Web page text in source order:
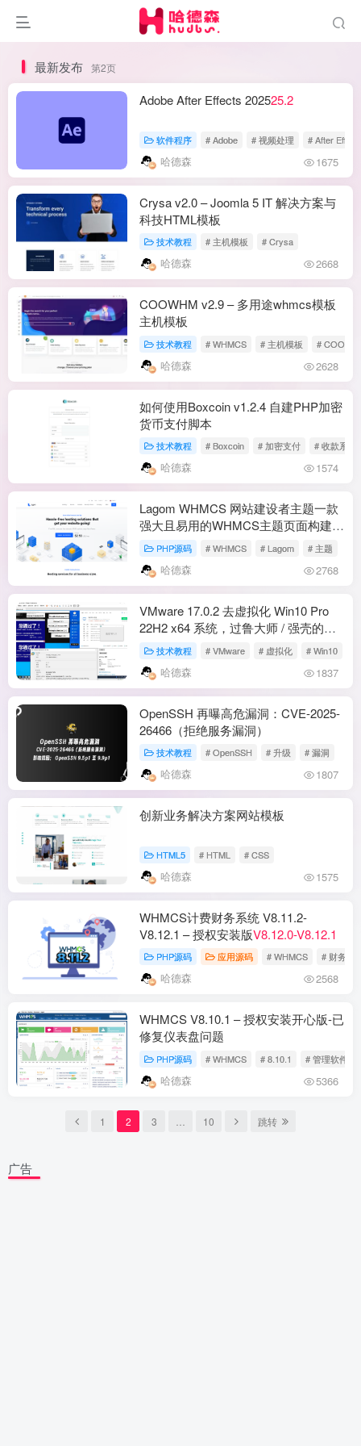
最新发布 第2页
Adobe After Effects 202525.2
软件程序 # Adobe # 视频处理 # After
哈德森 1675
Crysa v2.0 – Joomla 5 IT 解决方案与
科技HTML模板
技术教程 # 主机模板 # Crysa
哈德森 2668
COOWHM v2.9 – 多用途whmcs模板
主机模板
技术教程 # WHMCS # 主机模板 #
哈德森 2628
如何使用Boxcoin v1.2.4 自建PHP加密
货币支付脚本
技术教程 # Boxcoin # 加密支付 # 收款系统
哈德森 1574
Lagom WHMCS 网站建设者主题一款
强大且易用的WHMCS主题页面构建器
1.0.4PHP源码 # WHMCS # Lagom # 主题
哈德森 2768
VMware 17.0.2 去虚拟化 Win10 Pro
22H2 x64 系统，过鲁大师 / 强壳的全
能之选
技术教程 # VMware # 虚拟化 # Win10
哈德森 1837
OpenSSH 再曝高危漏洞：CVE-2025-
26466（拒绝服务漏洞）
技术教程 # OpenSSH # 升级 # 漏洞
哈德森 1807
创新业务解决方案网站模板
HTML5 # HTML # CSS
哈德森 1575
WHMCS计费财务系统 V8.11.2-
V8.12.1 – 授权安装版V8.12.0-V8.12.1
PHP源码 应用源码 # WHMCS # 财务系
哈德森 2568
WHMCS V8.10.1 – 授权安装开心版-已
修复仪表盘问题
PHP源码 # WHMCS # 8.10.1 # 管理软件
哈德森 5366
1 2 3 10 跳转
广告